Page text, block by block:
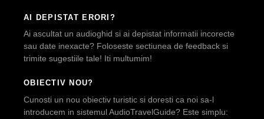
AI DEPISTAT ERORI?
Ai ascultat un audioghid si ai depistat informatii incorecte
sau date inexacte? Foloseste sectiunea de feedback si
trimite sugestiile tale! Iti multumim!
OBIECTIV NOU?
Cunosti un nou obiectiv turistic si doresti ca noi sa-l
introducem in sistemul AudioTravelGuide? Este simplu: